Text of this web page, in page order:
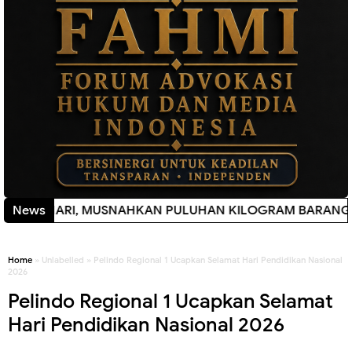
News PULUHAN KILOGRAM BARANG BUKTI New!
Home » Unlabelled » Pelindo Regional 1 Ucapkan Selamat Hari Pendidikan Nasional
2026
Pelindo Regional 1 Ucapkan Selamat
Hari Pendidikan Nasional 2026